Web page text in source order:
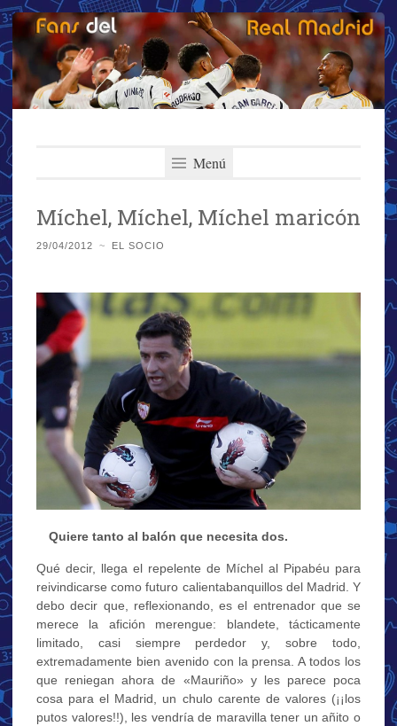
Menú
Míchel, Míchel, Míchel maricón
29/04/2012 ~ EL SOCIO
Quiere tanto al balón que necesita dos.
Qué decir, llega el repelente de Míchel al Pipabéu para
reivindicarse como futuro calientabanquillos del Madrid. Y
debo decir que, reflexionando, es el entrenador que se
merece la afición merengue: blandete, tácticamente
limitado, casi siempre perdedor y, sobre todo,
extremadamente bien avenido con la prensa. A todos los
que reniegan ahora de «Mauriño» y les parece poca
cosa para el Madrid, un chulo carente de valores (¡¡los
putos valores!!), les vendría de maravilla tener un añito o